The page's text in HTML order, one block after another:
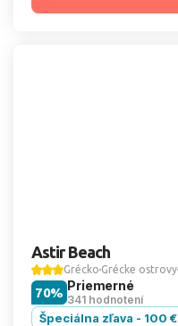
Astir Beach
Grécko Grécke ostrovy
Priemerné
341 hodnotení
70%
Špeciálna zľava - 100 €